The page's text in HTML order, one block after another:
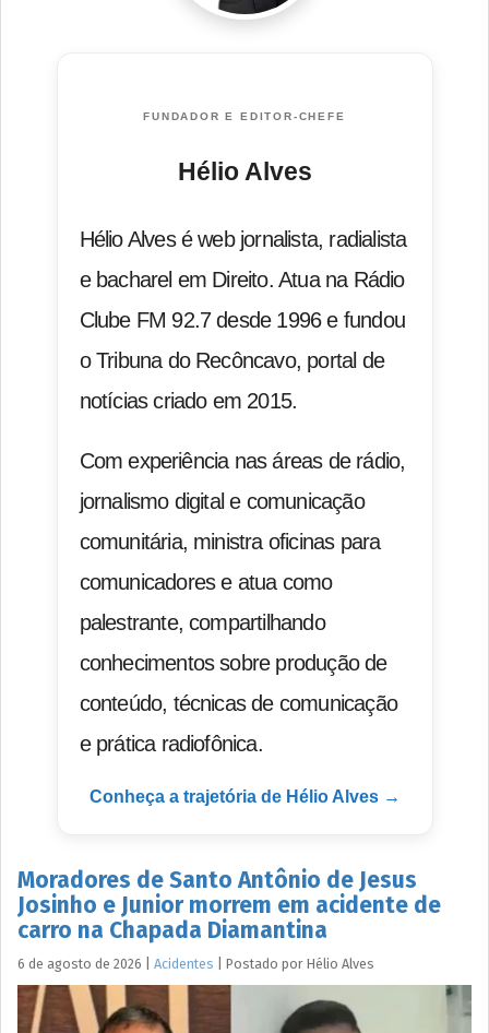
FUNDADOR E EDITOR-CHEFE
Hélio Alves
Hélio Alves é web jornalista, radialista
e bacharel em Direito. Atua na Rádio
Clube FM 92.7 desde 1996 e fundou
o Tribuna do Recôncavo, portal de
notícias criado em 2015.
Com experiência nas áreas de rádio,
jornalismo digital e comunicação
comunitária, ministra oficinas para
comunicadores e atua como
palestrante, compartilhando
conhecimentos sobre produção de
conteúdo, técnicas de comunicação
e prática radiofônica.
Conheça a trajetória de Hélio Alves →
Moradores de Santo Antônio de Jesus
Josinho e Junior morrem em acidente de
carro na Chapada Diamantina
6 de agosto de 2026 Acidentes Postado por Hélio Alves